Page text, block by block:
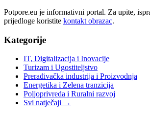
Potpore.eu je informativni portal. Za upite,
prijedloge koristite kontakt obrazac.
Kategorije
IT, Digitalizacija i Inovacije
Turizam i Ugostiteljstvo
Prerađivačka industrija i Proizvodnja
Energetika i Zelena tranzicija
Poljoprivreda i Ruralni razvoj
Svi natječaji →